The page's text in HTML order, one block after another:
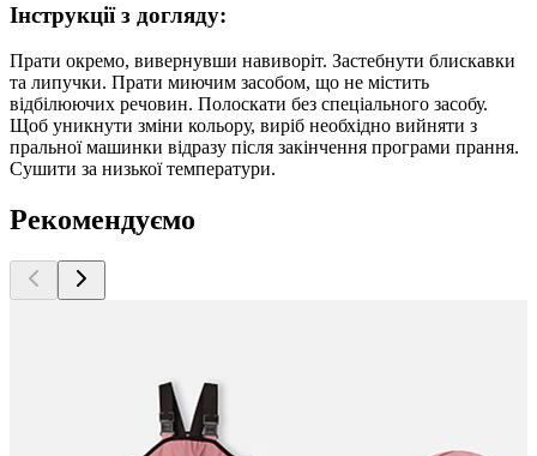
Інструкції з догляду:
Прати окремо, вивернувши навиворіт. Застебнути блискавки
та липучки. Прати миючим засобом, що не містить
відбілюючих речовин. Полоскати без спеціального засобу.
Щоб уникнути зміни кольору, виріб необхідно вийняти з
пральної машинки відразу після закінчення програми прання.
Сушити за низької температури.
Рекомендуємо